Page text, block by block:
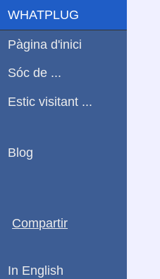
WHATPLUG
Pàgina d'inici
Sóc de ...
Estic visitant ...
Blog
Compartir
In English